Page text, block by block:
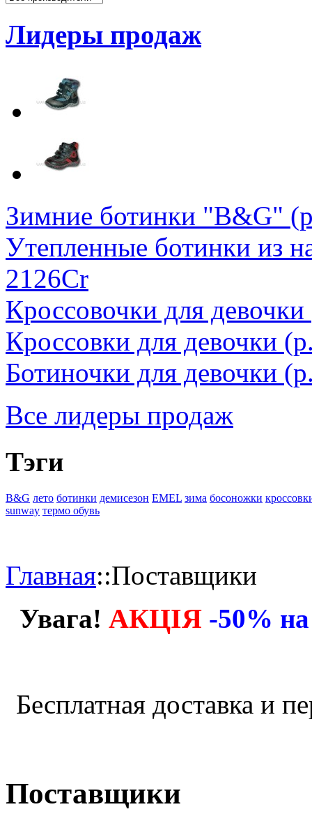
Лидеры продаж
Зимние ботинки "B&G"
Утепленные ботинки из
2126Cr
Кроссовочки для
Кроссовки для девочки
Ботиночки для девочки
Все лидеры продаж
Тэги
B&G лето ботинки демисезон EMEL зима босоножки
sunway термо обувь
Главная::Поставщики
Увага! АКЦІЯ -50%
Бесплатная доставка и
Поставщики